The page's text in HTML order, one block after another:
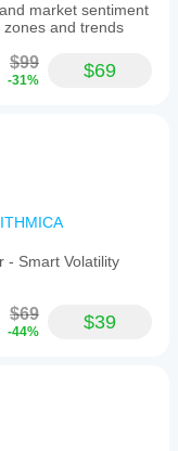
market sentiment
and trends
$99
-31% $69
- Smart Volatility
$69
-44% $39